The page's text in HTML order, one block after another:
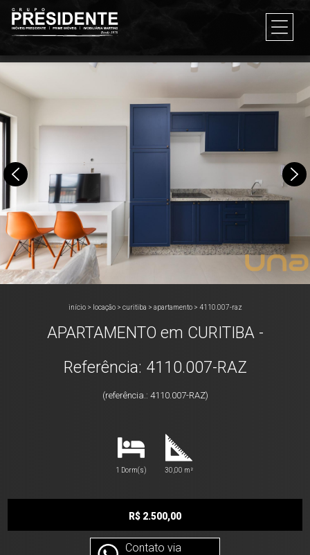
início> locação> curitiba > apartamento> 4110.007-raz
APARTAMENTO em CURITIBA -
Referência: 4110.007-RAZ
(referência.: 4110.007-RAZ)
1 Dorm(s) 30,00 m²
R$ 2.500,00
Contato via